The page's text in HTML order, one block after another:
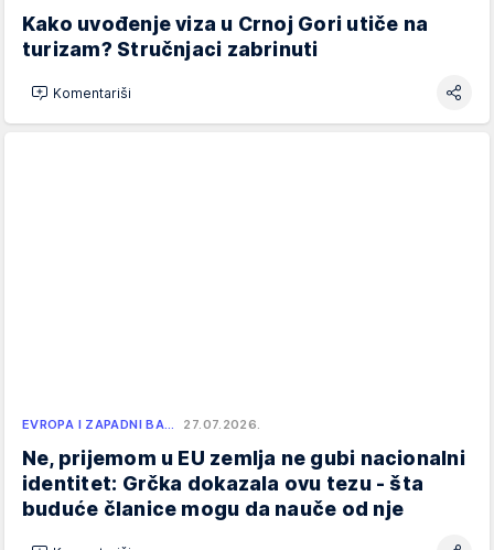
Kako uvođenje viza u Crnoj Gori utiče na
turizam? Stručnjaci zabrinuti
Komentariši
EVROPA I ZAPADNI BA… 27.07.2026.
Ne, prijemom u EU zemlja ne gubi nacionalni
identitet: Grčka dokazala ovu tezu - šta
buduće članice mogu da nauče od nje